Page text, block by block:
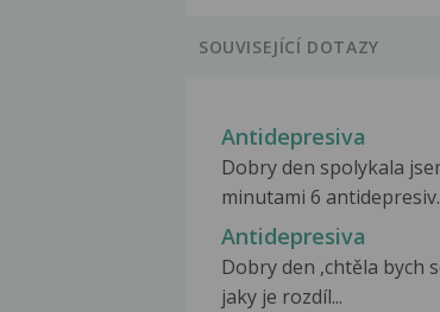
SOUVISEJÍCÍ DOTAZY
Antidepresiva
Dobry den spolykala
minutami 6
Antidepresiva
Dobry den ,chtěla bych
jaky je rozdíl...